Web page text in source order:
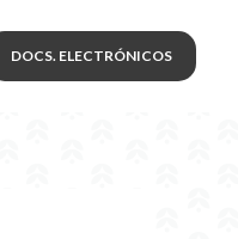
DOCS. ELECTRÓNICOS